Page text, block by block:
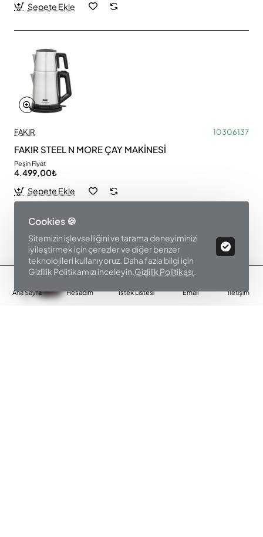
Ana Sayfa Hesabım İstek Listesi Email İletişim
Cookies 🍪
Sitemizin işlevselliğini ve tarama deneyiminizi
iyileştirmek için çerezler ve diğer benzer
teknolojileri kullanıyoruz. Daha fazla bilgi için
Gizlilik Politikamızı inceleyin.Gizlilik Politikası.
Sepete Ekle
FAKIR 10306137
FAKIR STEEL N MORE ÇAY MAKİNESİ
Peşin Fiyat
4.499,00₺
Sepete Ekle
Ürün Filtre